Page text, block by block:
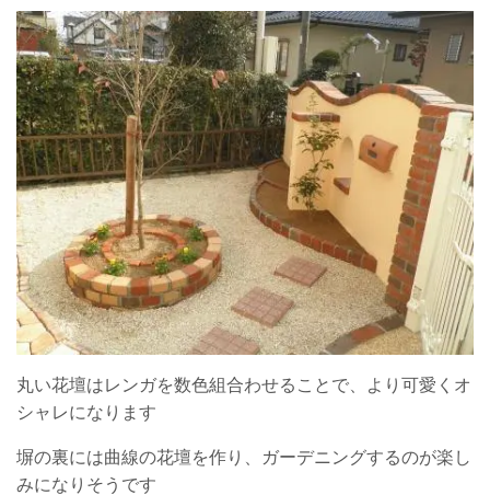
丸い花壇はレンガを数色組合わせることで、より可愛くオ
シャレになります
塀の裏には曲線の花壇を作り、ガーデニングするのが楽し
みになりそうです